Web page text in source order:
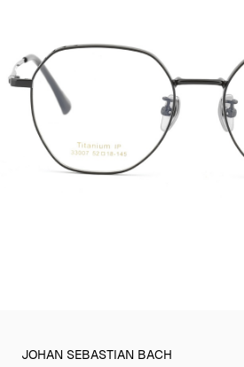
JOHAN SEBASTIAN BACH